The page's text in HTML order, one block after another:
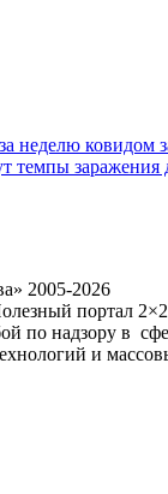
неделю ковидом
темпы заражения
2005-2026
портал
по надзору в
и